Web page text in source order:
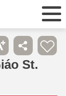
St.